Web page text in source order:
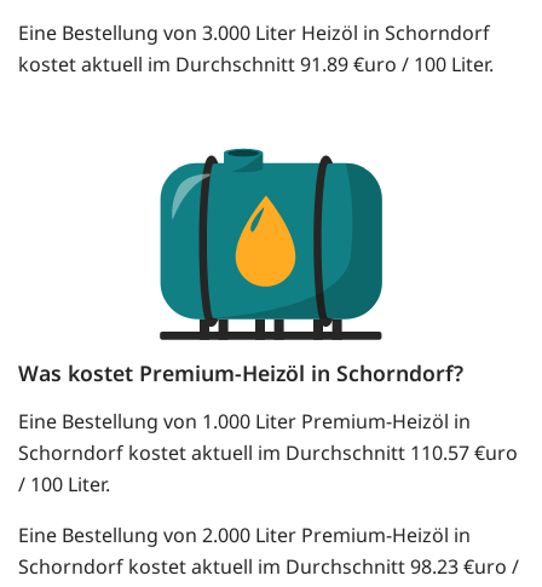
Eine Bestellung von 3.000 Liter Heizöl in Schorndorf
kostet aktuell im Durchschnitt 91.89 €uro / 100 Liter.
Was kostet Premium-Heizöl in Schorndorf?
Eine Bestellung von 1.000 Liter Premium-Heizöl in
Schorndorf kostet aktuell im Durchschnitt 110.57 €uro
/ 100 Liter.
Eine Bestellung von 2.000 Liter Premium-Heizöl in
Schorndorf kostet aktuell im Durchschnitt 98.23 €uro /